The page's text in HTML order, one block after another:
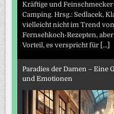
Kräftige und
Camping. Hrsg.: Sedlacek,
vielleicht nicht im Trend
Fernsehkoch-Rezepten,
Vorteil, es verspricht für [...]
Paradies der Damen – Eine
und Emotionen